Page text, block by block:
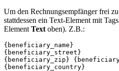
Um den Rechnungsempfänger frei
stattdessen ein Text-Element mit
Element Text oben). Z.B.:
{beneficiary_name}
{beneficiary_street}
{beneficiary_zip}
{beneficiary_country}